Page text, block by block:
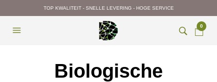
TOP KWALITEIT - SNELLE LEVERING - HOGE SERVICE
0
Biologische